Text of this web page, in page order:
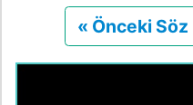
« Önceki Söz